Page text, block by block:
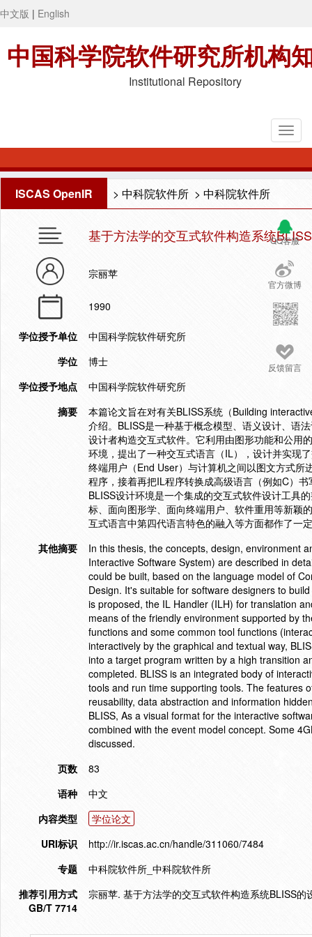
中文版 | English
中国科学院软件研究所机构
Institutional Repository
ISCAS OpenIR > 中科院软件所 > 中科院软件所
QQ客服
官方微博
反馈留言
基于方法学的交互式软件构造系统
宗丽苹
1990
学位授予单位
中国科学院软件研究所
学位
博士
学位授予地点
中国科学院软件研究所
摘要
本篇论文旨在对有关BLISS系统（Building
介绍。BLISS是一种基于概念模型、语义设计、语
设计者构造交互式软件。它利用由图形功能和公用
环境，提出了一种交互式语言（IL），设计并实现
终端用户（End User）与计算机之间以图文方式
程序，接着再把IL程序转换成高级语言（例如C）
BLISS设计环境是一个集成的交互式软件设计工
标、面向图形学、面向终端用户、软件重用等新颖
互式语言中第四代语言特色的融入等方面都作了一
其他摘要
In this thesis, the concepts, design, environment
Interactive Software System) are described in
could be built, based on the language model of
Design. It's suitable for software designers to
is proposed, the IL Handler (ILH) for translation
means of the friendly environment supported by
functions and some common tool functions
interactively by the graphical and textual way,
into a target program written by a high transition
completed. BLISS is an integrated body of
tools and run time supporting tools. The features
reusability, data abstraction and information
BLISS, As a visual format for the interactive
combined with the event model concept. Some
discussed.
页数
83
语种
中文
内容类型
学位论文
URI标识
http://ir.iscas.ac.cn/handle/311060/7484
专题
中科院软件所_中科院软件所
推荐引用方式
GB/T 7714
宗丽苹. 基于方法学的交互式软件构造系统BLISS